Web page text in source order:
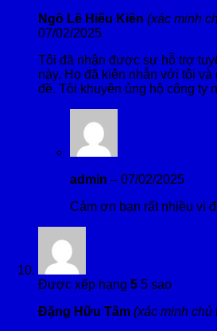
Ngô Lê Hiếu Kiên (xác minh
07/02/2025
Tôi đã nhận được sự hỗ trợ
này. Họ đã kiên nhẫn với tôi và
đề. Tôi khuyên ủng hộ công ty
admin – 07/02/2025
Cảm ơn bạn rất nhiều vì
Được xếp hạng 5 5 sao
Đặng Hữu Tâm (xác minh chủ